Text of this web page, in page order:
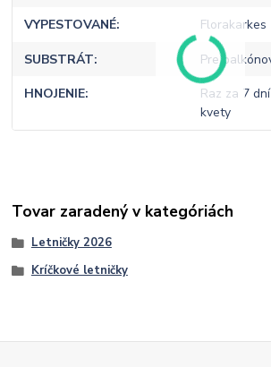
VYPESTOVANÉ Florakarkes
SUBSTRÁT Pre
HNOJENIE
Raz za 7
kvety
Tovar zaradený v kategóriách
Letničky 2026
Kríčkové letničky